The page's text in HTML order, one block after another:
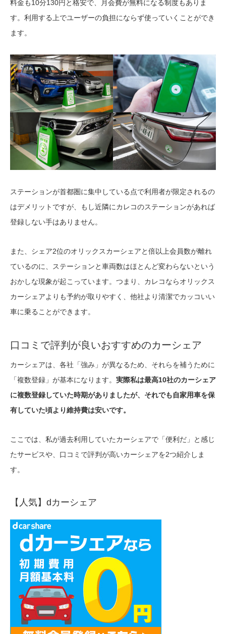
料金も10分130円と格安で、月会費が無料になる制度もありま
す。利用する上でユーザーの負担にならず使っていくことができ
ます。
ステーションが首都圏に集中している点で利用者が限定されるの
はデメリットですが、もし近隣にカレコのステーションがあれば
登録しない手はありません。
また、シェア2位のオリックスカーシェアと倍以上会員数が離れ
ているのに、ステーションと車両数はほとんど変わらないという
おかしな現象が起こっています。つまり、カレコならオリックス
カーシェアよりも予約が取りやすく、他社より清潔でカッコいい
車に乗ることができます。
口コミで評判が良いおすすめのカーシェア
カーシェアは、各社「強み」が異なるため、それらを補うために
「複数登録」が基本になります。 実際私は最高10社のカーシェア
に複数登録していた時期がありましたが、それでも自家用車を保
有していた頃より維持費は安いです。
ここでは、私が過去利用していたカーシェアで「便利だ」と感じ
たサービスや、口コミで評判が高いカーシェアを2つ紹介しま
す。
【人気】dカーシェア